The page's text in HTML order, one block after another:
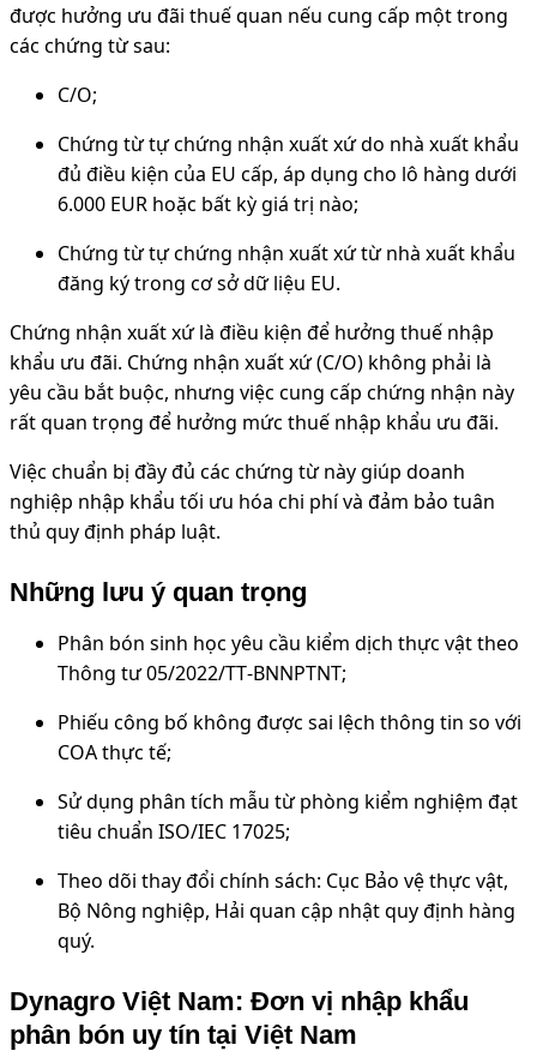
được hưởng ưu đãi thuế quan nếu cung cấp một trong
các chứng từ sau:
C/O;
Chứng từ tự chứng nhận xuất xứ do nhà xuất khẩu
đủ điều kiện của EU cấp, áp dụng cho lô hàng dưới
6.000 EUR hoặc bất kỳ giá trị nào;
Chứng từ tự chứng nhận xuất xứ từ nhà xuất khẩu
đăng ký trong cơ sở dữ liệu EU.
Chứng nhận xuất xứ là điều kiện để hưởng thuế nhập
khẩu ưu đãi. Chứng nhận xuất xứ (C/O) không phải là
yêu cầu bắt buộc, nhưng việc cung cấp chứng nhận này
rất quan trọng để hưởng mức thuế nhập khẩu ưu đãi.
Việc chuẩn bị đầy đủ các chứng từ này giúp doanh
nghiệp nhập khẩu tối ưu hóa chi phí và đảm bảo tuân
thủ quy định pháp luật.
Những lưu ý quan trọng
Phân bón sinh học yêu cầu kiểm dịch thực vật theo
Thông tư 05/2022/TT‑BNNPTNT;
Phiếu công bố không được sai lệch thông tin so với
COA thực tế;
Sử dụng phân tích mẫu từ phòng kiểm nghiệm đạt
tiêu chuẩn ISO/IEC 17025;
Theo dõi thay đổi chính sách: Cục Bảo vệ thực vật,
Bộ Nông nghiệp, Hải quan cập nhật quy định hàng
quý.
Dynagro Việt Nam: Đơn vị nhập khẩu
phân bón uy tín tại Việt Nam